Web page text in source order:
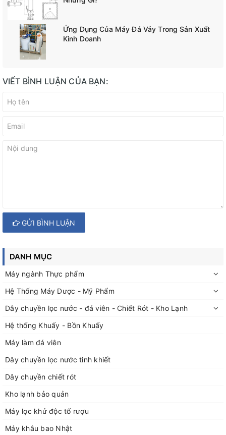
Ứng Dụng Của Máy Đá Vảy Trong Sản Xuất
Kinh Doanh
VIẾT BÌNH LUẬN CỦA BẠN:
GỬI BÌNH LUẬN
DANH MỤC
Máy ngành Thực phẩm
Hệ Thống Máy Dược - Mỹ Phẩm
Dây chuyền lọc nước - đá viên - Chiết Rót - Kho Lạnh
Hệ thống Khuấy - Bồn Khuấy
Máy làm đá viên
Dây chuyền lọc nước tinh khiết
Dây chuyền chiết rót
Kho lạnh bảo quản
Máy lọc khử độc tố rượu
Máy khâu bao Nhật